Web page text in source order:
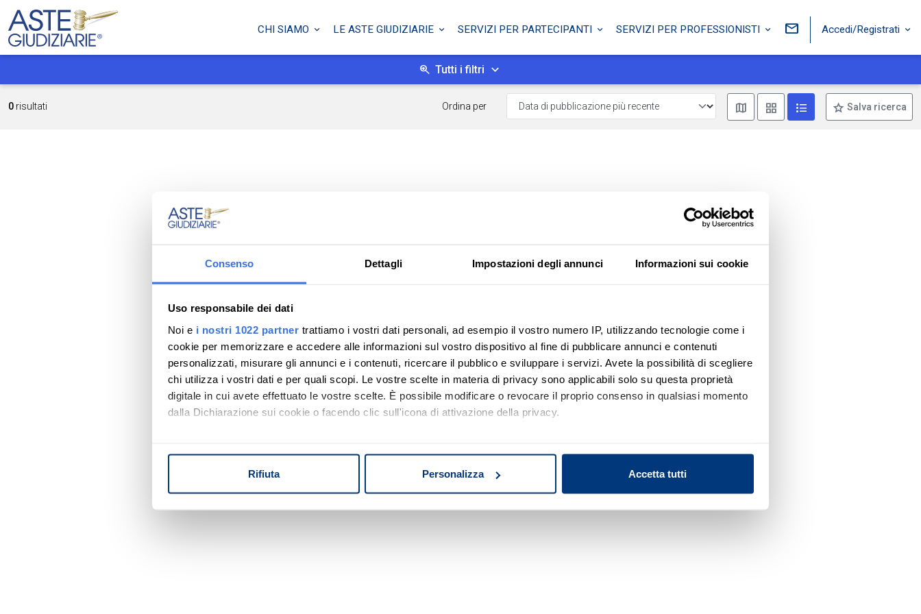
Consenso Dettagli Impostazioni degli annunci Informazioni sui cookie
Uso responsabile dei dati
Noi e i nostri 1022 partner trattiamo i vostri dati personali, ad esempio il vostro numero IP, utilizzando tecnologie come i
cookie per memorizzare e accedere alle informazioni sul vostro dispositivo al fine di pubblicare annunci e contenuti
personalizzati, misurare gli annunci e i contenuti, ricercare il pubblico e sviluppare i servizi. Avete la possibilità di scegliere
chi utilizza i vostri dati e per quali scopi. Le vostre scelte in materia di privacy sono applicabili solo su questa proprietà
digitale in cui avete effettuato le vostre scelte. È possibile modificare o revocare il proprio consenso in qualsiasi momento
dalla Dichiarazione sui cookie o facendo clic sull'icona di attivazione della privacy.
Identificare il tuo dispositivo, scansionandolo attivamente alla ricerca di caratteristiche specifiche (impronte
digitali).
Rifiuta Personalizza Accetta tutti
CHI SIAMO LE ASTE GIUDIZIARIE SERVIZI PER PARTECIPANTI SERVIZI PER PROFESSIONISTI Accedi/Registrati
Tutti i filtri
0 risultati Ordina per Mostra mappaMostra come box
Mostra come lista
Salva ricerca
Nessun risultato di ricerca
Prova a modificare o rimuovere alcuni filtri o
a cambiare l'area di ricerca.